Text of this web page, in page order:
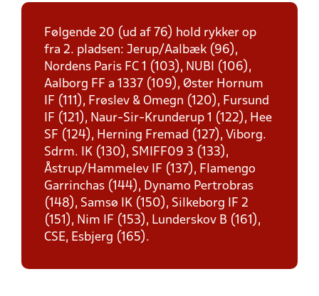
Følgende 20 (ud af 76) hold rykker op
fra 2. pladsen: Jerup/Aalbæk (96),
Nordens Paris FC 1 (103), NUBI (106),
Aalborg FF a 1337 (109), Øster Hornum
IF (111), Frøslev & Omegn (120), Fursund
IF (121), Naur-Sir-Krunderup 1 (122), Hee
SF (124), Herning Fremad (127), Viborg.
Sdrm. IK (130), SMIFF09 3 (133),
Åstrup/Hammelev IF (137), Flamengo
Garrinchas (144), Dynamo Pertrobras
(148), Samsø IK (150), Silkeborg IF 2
(151), Nim IF (153), Lunderskov B (161),
CSE, Esbjerg (165).